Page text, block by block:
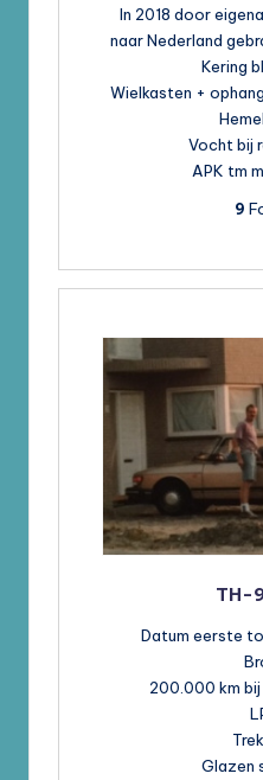
In 2018 door
naar Nederland
Kering
Wielkasten +
Vocht bij
APK tm
9
TH-
Datum eerste
200.000 km
Glazen